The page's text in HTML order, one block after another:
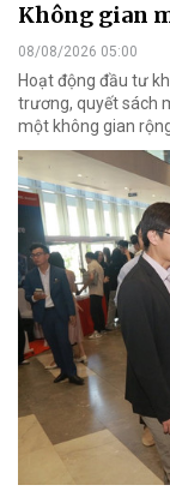
Không gian
08/08/2026 05:00
Hoạt động đầu tư
trương, quyết sách
một không gian